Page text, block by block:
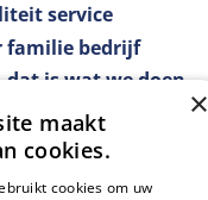
service
familie bedrijf
dat is wat we doen
×
maakt
cookies.
cookies om uw